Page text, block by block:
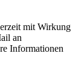
mit Wirkung
an
Informationen